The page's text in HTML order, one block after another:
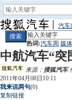
汽车
热词:汽车周 媒
中航汽车“突
来源： 搜狐汽车
2011年04月08日10:11
我来说两句(0)
复制链接